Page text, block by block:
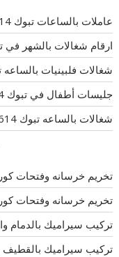
عاملات بالساعات تبوك 0560279614
ارقام شغالات بالشهر في تبوك
شغالات فلبينيات بالساعه تبوك
جليسات أطفال في تبوك 0560279614
شغالات بالساعه تبوك 0560279614
تخريم خرسانه وفتحات
تخريم خرسانه وفتحات كور
تركيب سيراميك بالدمام
تركيب سيراميك بالقطيف